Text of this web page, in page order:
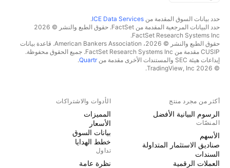
حدد بيانات السوق المقدمة من ICE Data Services
.
حدد البيانات المرجعية المقدمة من FactSet. حقوق الطبع والنشر © 2026
FactSet Research Systems Inc.
حقوق الطبع والنشر © 2026، American Bankers Association. قاعدة بيانات
CUSIP مقدمة من FactSet Research Systems Inc. جميع الحقوق محفوظة.
إيداعات هيئة SEC والمستندات الأخرى مقدمة من
Quartr
.
© 2026 TradingView, Inc.
أكثر من مجرد منتج
الرسوم البيانية الأفضل
المنصّات
الأسهم
صناديق الاستثمار المتداولة
السندات
العملات الرقمية
الأدوات والاشتراكات
المميزات
الأسعار
بيانات السوق
خطط الهدايا
تداول
نظرة عامة